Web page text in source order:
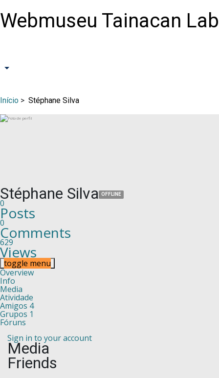
Webmuseu Tainacan Lab
Início > Stéphane Silva
Stéphane Silva OFFLINE
0
Posts
0
Comments
629
Views
toggle menu
Overview
Info
Media
Atividade
Amigos 4
Grupos 1
Fóruns
Sign in to your account
Media
Friends